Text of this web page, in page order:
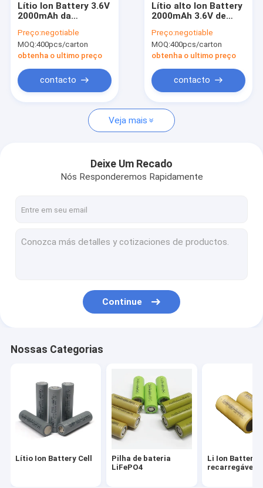
Notícia
Casos
Lítio Ion Battery Cell
Li Ion Battery recarregável
Bateria solar recarregável
bateria 2200mah 18650
bateria 26650 4000mah
26650 bateria 5000mah
Bateria de LMFP
Bloco de bateria
Lítio Ion Battery 3.6V
2000mAh da
energia 18650 para
ferramentas de
jardim
Preço:negotiable
MOQ:400pcs/carton
obtenha o ultimo preço
contacto
Lítio alto Ion Battery
2000mAh 3.6V de
18650 para veículos
elétricos
Preço:negotiable
MOQ:400pcs/carton
obtenha o ultimo preço
contacto
Veja mais
Deixe Um Recado
Nós Responderemos Rapidamente
Continue
Nossas Categorias
Lítio Ion Battery Cell
Pilha de bateria
LiFePO4
Li Ion Battery
recarregável